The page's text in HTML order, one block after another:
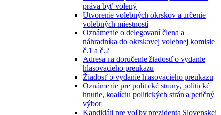
práva byť volený
Utvorenie volebných okrskov a určenie
volebných miestností
Oznámenie o delegovaní člena a
náhradníka do okrskovej volebnej komisie
č.1 a č.2
Adresa na doručenie žiadostí o vydanie
hlasovacieho preukazu
Žiadosť o vydanie hlasovacieho preukazu
Oznámenie pre politické strany, politické
hnutie, koalíciu politických strán a petičný
výbor
Kandidáti pre voľby prezidenta Slovenskej